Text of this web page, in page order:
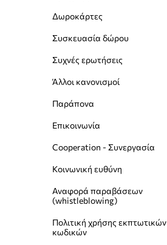
Δωροκάρτες
Συσκευασία δώρου
Συχνές ερωτήσεις
Άλλοι κανονισμοί
Παράπονα
Επικοινωνία
Cooperation - Συνεργασία
Κοινωνική ευθύνη
Αναφορά παραβάσεων
(whistleblowing)
Пολιτική χρήσης εκπτωτικών
κωδικών